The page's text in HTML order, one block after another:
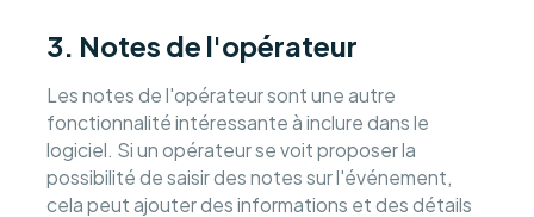
3. Notes de l'opérateur
Les notes de l'opérateur sont une autre
fonctionnalité intéressante à inclure dans le
logiciel. Si un opérateur se voit proposer la
possibilité de saisir des notes sur l'événement,
cela peut ajouter des informations et des détails